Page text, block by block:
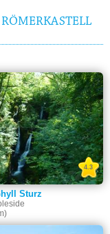
Sturz
4.3